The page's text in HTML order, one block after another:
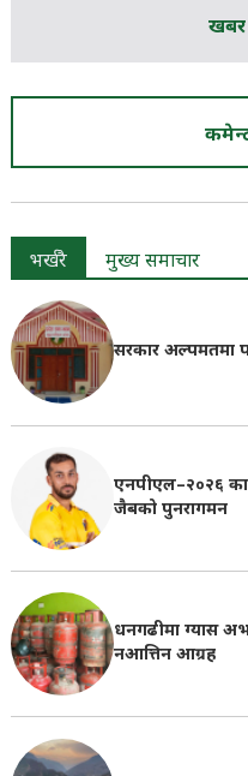
खबर
भर्खरै मुख्य समाचार
सरकार अल्पमतमा
एनपीएल–२०२६ का
जैबको पुनरागमन
धनगढीमा ग्यास
नआत्तिन आग्रह